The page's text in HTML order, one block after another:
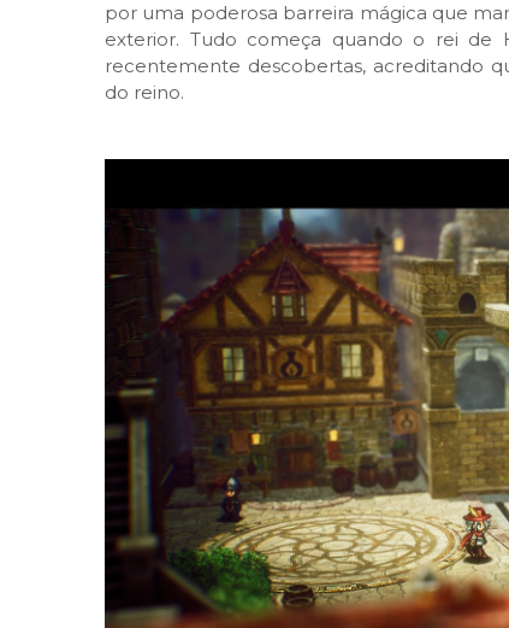
por uma poderosa barreira mágica que
exterior. Tudo começa quando o rei de
recentemente descobertas, acreditando
do reino.